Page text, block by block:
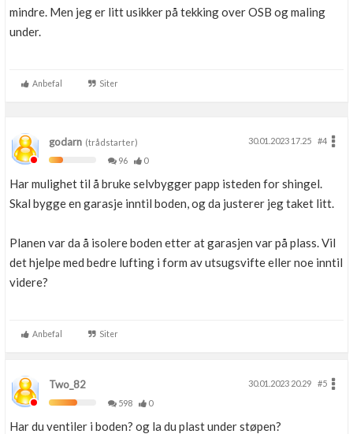
mindre. Men jeg er litt usikker på tekking over OSB og maling
under.
Anbefal Siter
godarn (trådstarter) 30.01.2023 17.25
#4
96
0
Har mulighet til å bruke selvbygger papp isteden for shingel.
Skal bygge en garasje inntil boden, og da justerer jeg taket litt.
Planen var da å isolere boden etter at garasjen var på plass. Vil
det hjelpe med bedre lufting i form av utsugsvifte eller noe inntil
videre?
Anbefal Siter
Two_82 30.01.2023 20.29
#5
598
0
Har du ventiler i boden? og la du plast under støpen?